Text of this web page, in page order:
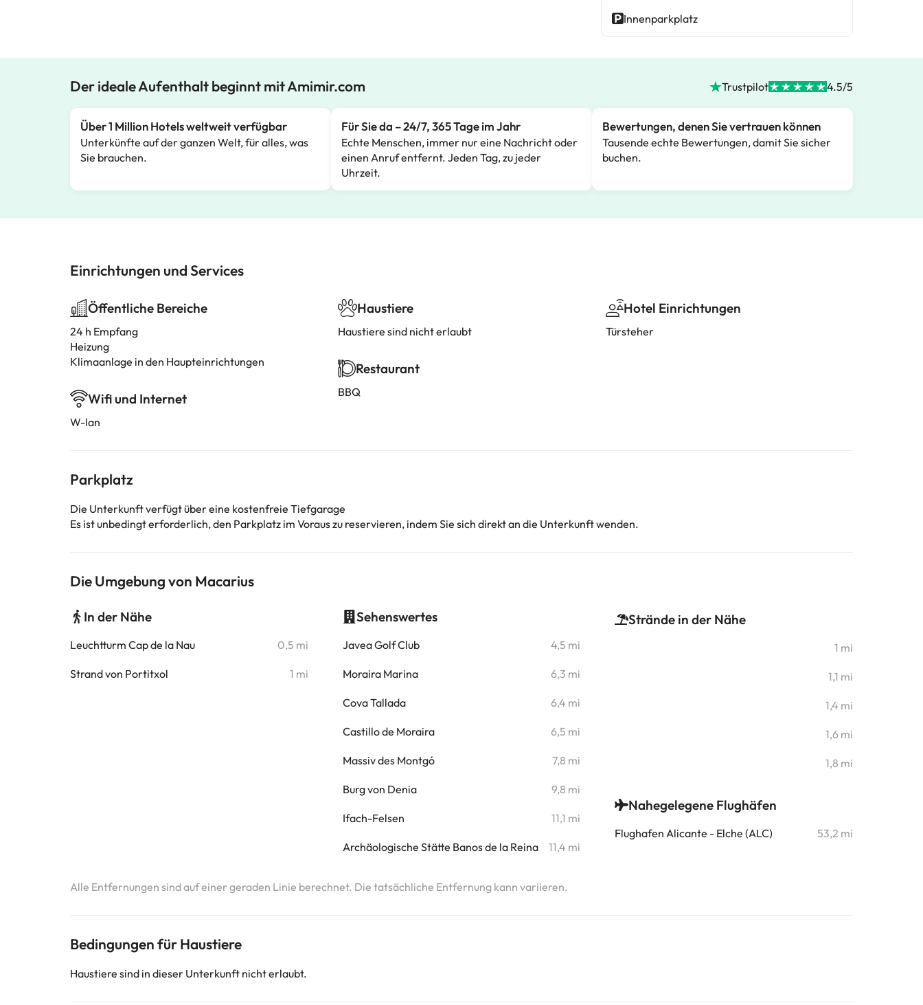
Innenparkplatz
Der ideale Aufenthalt beginnt mit Amimir.com Trustpilot 4.5/5
Über 1 Million Hotels weltweit verfügbar
Unterkünfte auf der ganzen Welt, für alles, was
Sie brauchen.
Für Sie da – 24/7, 365 Tage im Jahr
Echte Menschen, immer nur eine Nachricht oder
einen Anruf entfernt. Jeden Tag, zu jeder
Uhrzeit.
Bewertungen, denen Sie vertrauen können
Tausende echte Bewertungen, damit Sie sicher
buchen.
Einrichtungen und Services
Öffentliche Bereiche
24 h Empfang
Heizung
Klimaanlage in den Haupteinrichtungen
Wifi und Internet
W-lan
Haustiere
Haustiere sind nicht erlaubt
Restaurant
BBQ
Hotel Einrichtungen
Türsteher
Parkplatz
Die Unterkunft verfügt über eine kostenfreie Tiefgarage
Es ist unbedingt erforderlich, den Parkplatz im Voraus zu reservieren, indem Sie sich direkt an die Unterkunft wenden.
Die Umgebung von Macarius
In der Nähe
Leuchtturm Cap de la Nau 0,5 mi
Strand von Portitxol 1 mi
Sehenswertes
Javea Golf Club 4,5 mi
Moraira Marina 6,3 mi
Cova Tallada 6,4 mi
Castillo de Moraira 6,5 mi
Massiv des Montgó 7,8 mi
Burg von Denia 9,8 mi
Ifach-Felsen 11,1 mi
Archäologische Stätte Banos de la Reina 11,4 mi
Strände in der Nähe
1 mi
1,1 mi
1,4 mi
1,6 mi
1,8 mi
Nahegelegene Flughäfen
Flughafen Alicante - Elche (ALC) 53,2 mi
Alle Entfernungen sind auf einer geraden Linie berechnet. Die tatsächliche Entfernung kann variieren.
Bedingungen für Haustiere
Haustiere sind in dieser Unterkunft nicht erlaubt.